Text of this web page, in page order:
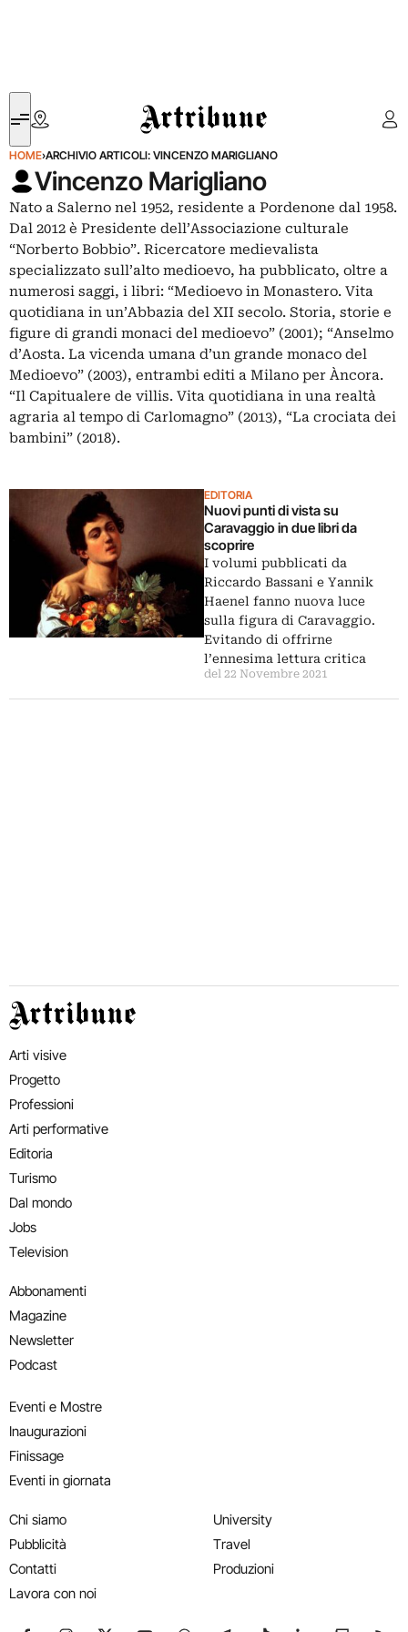
Artribune
HOME›ARCHIVIO ARTICOLI: VINCENZO MARIGLIANO
Vincenzo Marigliano
Nato a Salerno nel 1952, residente a Pordenone dal 1958.
Dal 2012 è Presidente dell’Associazione culturale
“Norberto Bobbio”. Ricercatore medievalista
specializzato sull’alto medioevo, ha pubblicato, oltre a
numerosi saggi, i libri: “Medioevo in Monastero. Vita
quotidiana in un’Abbazia del XII secolo. Storia, storie e
figure di grandi monaci del medioevo” (2001); “Anselmo
d’Aosta. La vicenda umana d’un grande monaco del
Medioevo” (2003), entrambi editi a Milano per Àncora.
“Il Capitualere de villis. Vita quotidiana in una realtà
agraria al tempo di Carlomagno” (2013), “La crociata dei
bambini” (2018).
EDITORIA
Nuovi punti di vista su
Caravaggio in due libri da
scoprire
I volumi pubblicati da
Riccardo Bassani e Yannik
Haenel fanno nuova luce
sulla figura di Caravaggio.
Evitando di offrirne
l’ennesima lettura critica
del 22 Novembre 2021
Artribune
Arti visive
Progetto
Professioni
Arti performative
Editoria
Turismo
Dal mondo
Jobs
Television
Abbonamenti
Magazine
Newsletter
Podcast
Eventi e Mostre
Inaugurazioni
Finissage
Eventi in giornata
Chi siamo
Pubblicità
Contatti
Lavora con noi
University
Travel
Produzioni